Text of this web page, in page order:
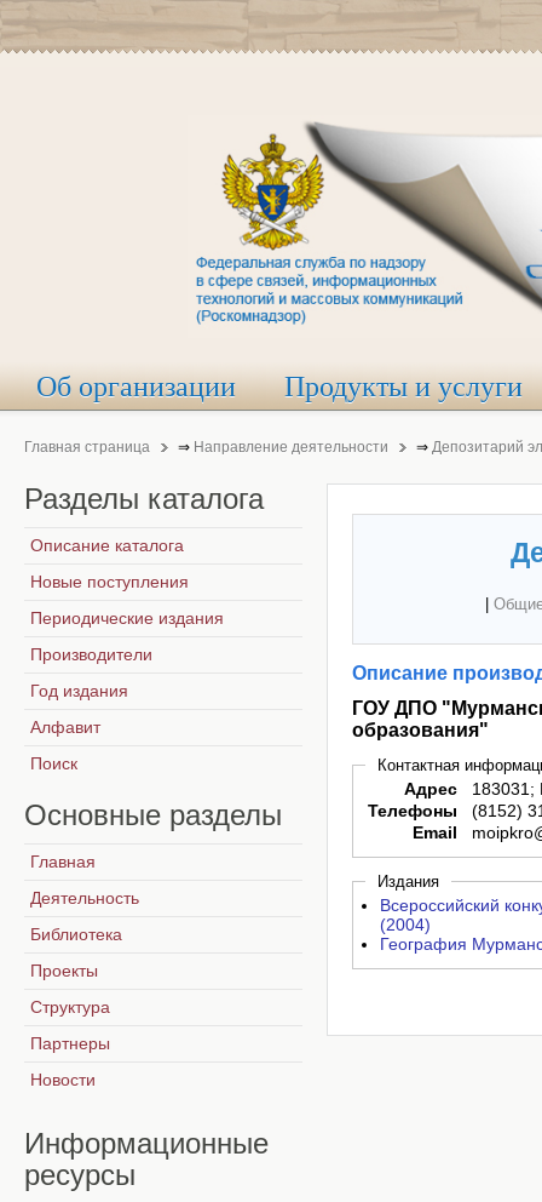
Об организации Продукты и услуги
Главная страница ⇒ Направление деятельности ⇒ Депозитарий
Описание
ГОУ ДПО
образования"
Контактная
Адрес
183031;
Телефоны
(8152)
Email
Издания
Всероссийский
(2004)
География
Разделы каталога
Описание каталога
Новые поступления
Периодические издания
Производители
Год издания
Алфавит
Поиск
Основные разделы
Главная
Деятельность
Библиотека
Проекты
Структура
Партнеры
Новости
Информационные
ресурсы